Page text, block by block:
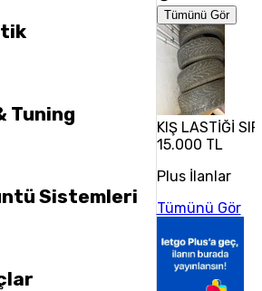
Tuning
Sistemleri
Tümünü Gör
KIŞ LASTİĞİ
15.000 TL
Plus İlanlar
Tümünü Gör